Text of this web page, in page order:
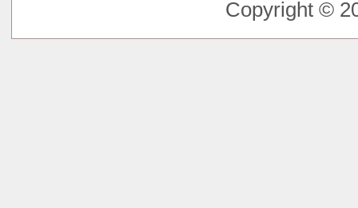
Copyright ©